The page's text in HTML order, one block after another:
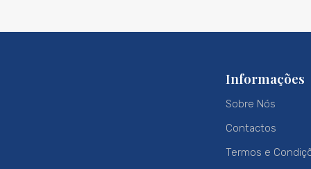
Informações
Sobre Nós
Contactos
Termos e